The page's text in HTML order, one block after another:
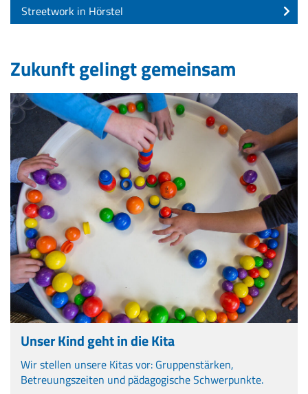
Streetwork in Hörstel
Zukunft gelingt gemeinsam
Unser Kind geht in die Kita
Wir stellen unsere Kitas vor: Gruppenstärken,
Betreuungszeiten und pädagogische Schwerpunkte.